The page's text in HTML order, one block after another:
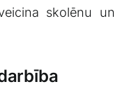
skolēnu un